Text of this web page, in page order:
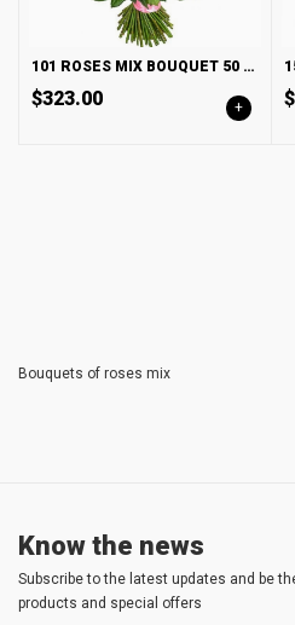
101 ROSES MIX BOUQUET 50 cm
$323.00 +
Bouquets of roses mix
Know the news
Subscribe to the latest updates and be
products and special offers